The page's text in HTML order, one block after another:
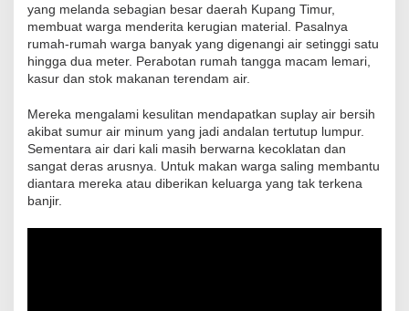
yang melanda sebagian besar daerah Kupang Timur,
membuat warga menderita kerugian material. Pasalnya
rumah-rumah warga banyak yang digenangi air setinggi satu
hingga dua meter. Perabotan rumah tangga macam lemari,
kasur dan stok makanan terendam air.
Mereka mengalami kesulitan mendapatkan suplay air bersih
akibat sumur air minum yang jadi andalan tertutup lumpur.
Sementara air dari kali masih berwarna kecoklatan dan
sangat deras arusnya. Untuk makan warga saling membantu
diantara mereka atau diberikan keluarga yang tak terkena
banjir.